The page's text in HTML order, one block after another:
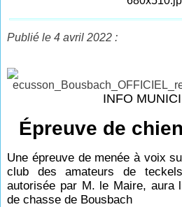
Publié le 4 avril 2022 :
INFO
Épreuve de
Une épreuve de menée à voix
club des amateurs de
autorisée par M. le Maire, aura
de chasse de Bousbach